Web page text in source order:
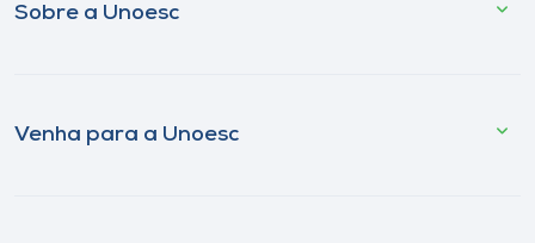
Sobre a Unoesc
Venha para a Unoesc